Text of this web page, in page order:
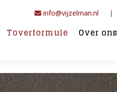
info@vijzelman.nl |
Toverformule Over ons